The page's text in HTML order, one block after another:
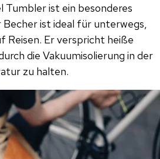
Tumbler ist ein besonderes
Becher ist ideal für unterwegs,
Reisen. Er verspricht heiße
die Vakuumisolierung in der
zu halten.